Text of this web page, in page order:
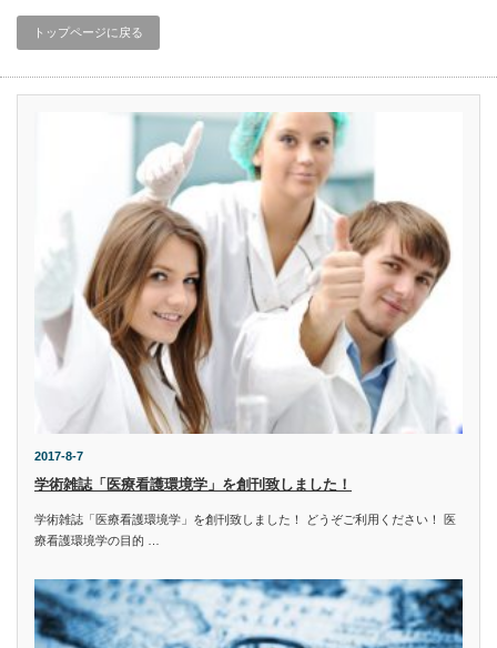
トップページに戻る
2017-8-7
学術雑誌「医療看護環境学」を創刊致しました！
学術雑誌「医療看護環境学」を創刊致しました！ どうぞご利用ください！ 医
療看護環境学の目的 …